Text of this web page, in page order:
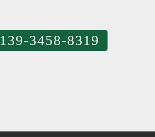
139-3458-8319